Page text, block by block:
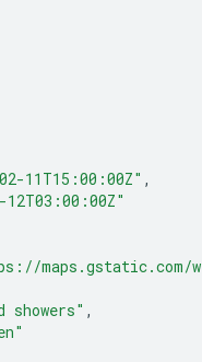
11T15:00:00Z" ,
12T03:00:00Z"
maps.gstatic.com/
showers" ,